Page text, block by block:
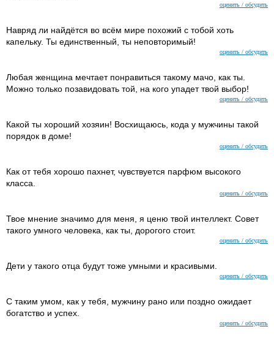
оценить / обсудить
Навряд ли найдётся во всём мире похожий с тобой хоть
капельку. Ты единственный, ты неповторимый!
оценить / обсудить
Любая женщина мечтает понравиться такому мачо, как ты.
Можно только позавидовать той, на кого упадет твой выбор!
оценить / обсудить
Какой ты хороший хозяин! Восхищаюсь, кода у мужчины такой
порядок в доме!
оценить / обсудить
Как от тебя хорошо пахнет, чувствуется парфюм высокого
класса.
оценить / обсудить
Твое мнение значимо для меня, я ценю твой интеллект. Совет
такого умного человека, как ты, дорогого стоит.
оценить / обсудить
Дети у такого отца будут тоже умными и красивыми.
оценить / обсудить
С таким умом, как у тебя, мужчину рано или поздно ожидает
богатство и успех.
оценить / обсудить